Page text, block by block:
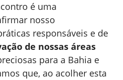
é uma
nosso
responsáveis e de
de nossas áreas
para a Bahia e
que, ao acolher esta